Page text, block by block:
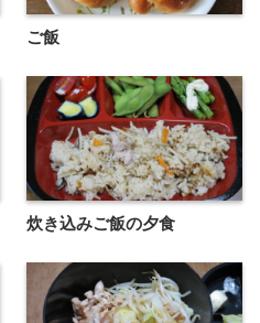
ご飯
炊き込みご飯の夕食